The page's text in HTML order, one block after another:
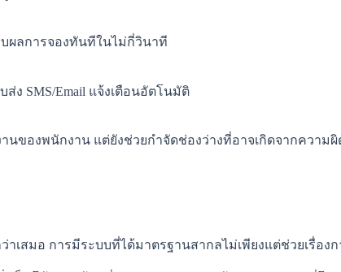
ผลการจองทันทีในไม่กี่วินาที
ส่ง SMS/Email แจ้งเตือนอัตโนมัติ
นของพนักงาน แต่ยังช่วยกำจัดช่องว่างที่อาจเกิดจากควา
สมอ การมีระบบที่ได้มาตรฐานสากลไม่เพียงแต่ช่วยเรื่อง